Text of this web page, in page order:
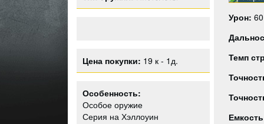
Цена покупки: 19 к - 1д.
Особенность:
Особое оружие
Серия на Хэллоуин
Урон: 60
Темп